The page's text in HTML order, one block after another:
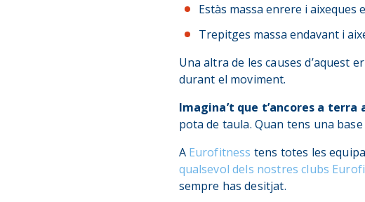
Estàs massa enrere i aixeques
Trepitges massa endavant i
Una altra de les causes d’aquest
durant el moviment.
Imagina’t que t’ancores a terra
pota de taula. Quan tens una
A Eurofitness tens totes les
qualsevol dels nostres clubs
sempre has desitjat.